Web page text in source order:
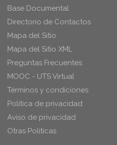
Base Documental
Directorio de Contactos
Mapa del Sitio
Mapa del Sitio XML
Preguntas Frecuentes
MOOC - UTS Virtual
Términos y condiciones
Política de privacidad
Aviso de privacidad
Otras Políticas